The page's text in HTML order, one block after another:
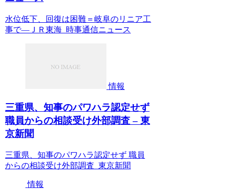
水位低下、回復は困難＝岐阜のリニア工
事で―ＪＲ東海 時事通信ニュース
情報
三重県、知事のパワハラ認定せず
職員からの相談受け外部調査 – 東
京新聞
三重県、知事のパワハラ認定せず 職員
からの相談受け外部調査 東京新聞
情報